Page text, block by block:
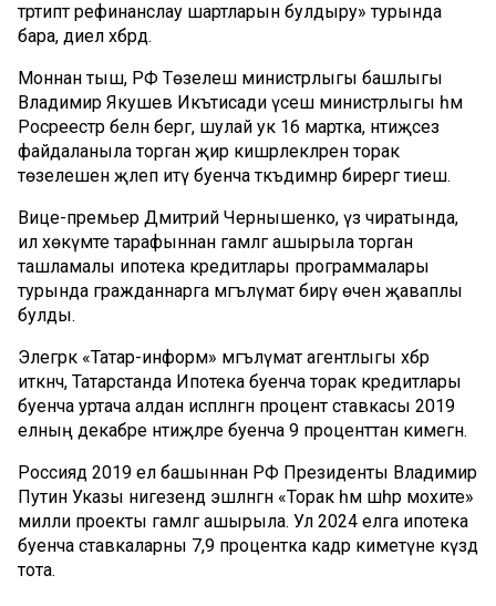
тәртиптә рефинанслау шартларын булдыру» турында
бара, диелә хәбәрдә.
Моннан тыш, РФ Төзелеш министрлыгы башлыгы
Владимир Якушев Икътисади үсеш министрлыгы һәм
Росреестр белән бергә, шулай ук 16 мартка, нәтиҗәсез
файдаланыла торган җир кишәрлекләрен торак
төзелешенә җәлеп итү буенча тәкъдимнәр бирергә тиеш.
Вице-премьер Дмитрий Чернышенко, үз чиратында,
ил хөкүмәте тарафыннан гамәлгә ашырыла торган
ташламалы ипотека кредитлары программалары
турында гражданнарга мәгълүмат бирү өчен җаваплы
булды.
Элегрәк «Татар-информ» мәгълүмат агентлыгы хәбәр
иткәнчә, Татарстанда Ипотека буенча торак кредитлары
буенча уртача алдан исәпләнгән процент ставкасы 2019
елның декабре нәтиҗәләре буенча 9 проценттан кимегән.
Россиядә 2019 ел башыннан РФ Президенты Владимир
Путин Указы нигезендә эшләнгән «Торак һәм шәһәр мохите»
милли проекты гамәлгә ашырыла. Ул 2024 елга ипотека
буенча ставкаларны 7,9 процентка кадәр киметүне күздә
тота.